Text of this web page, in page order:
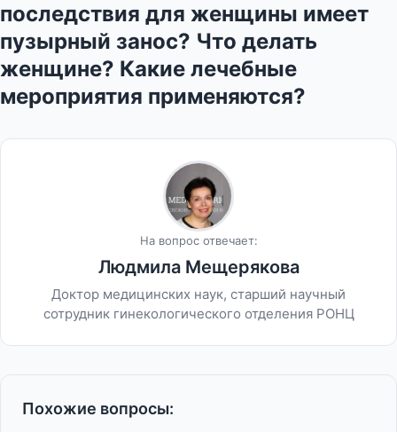
последствия для женщины имеет
пузырный занос? Что делать
женщине? Какие лечебные
мероприятия применяются?
На вопрос отвечает:
Людмила Мещерякова
Доктор медицинских наук, старший научный
сотрудник гинекологического отделения РОНЦ
Похожие вопросы: